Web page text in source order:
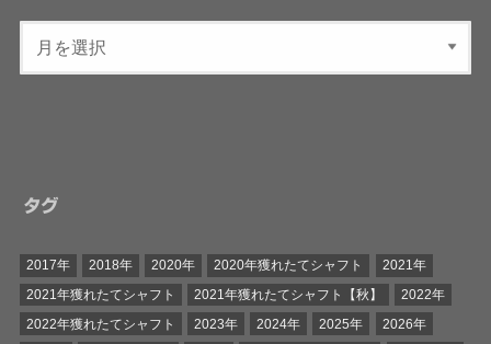
タグ
2017年 2018年 2020年 2020年獲れたてシャフト
2021年
2021年獲れたてシャフト
2021年獲れたてシャフト【秋】
2022年
2022年獲れたてシャフト
2023年 2024年 2025年
2026年